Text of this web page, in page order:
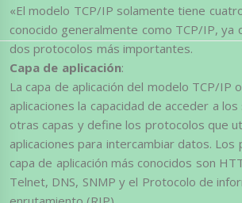
«El modelo TCP/IP solamente tiene
conocido generalmente como TCP/IP, ya
dos protocolos más importantes.
Capa de aplicación:
La capa de aplicación del modelo TCP/IP
aplicaciones la capacidad de acceder a
otras capas y define los protocolos que
aplicaciones para intercambiar datos. Los
capa de aplicación más conocidos son
Telnet, DNS, SNMP y el Protocolo de